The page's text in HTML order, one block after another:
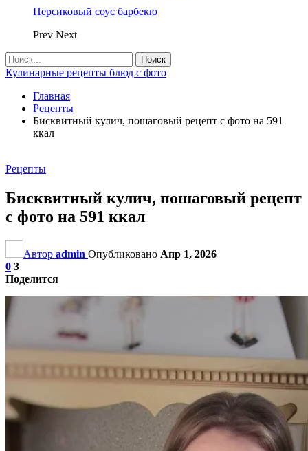
Персиковый соус барбекю
Prev Next
Кулинарные рецепты блюд с фото
Главная
Рецепты
Бисквитный кулич, пошаговый рецепт с фото на 591
ккал
Рецепты
Бисквитный кулич, пошаговый рецепт
с фото на 591 ккал
Автор admin Опубликовано Апр 1, 2026
0 3
Поделится